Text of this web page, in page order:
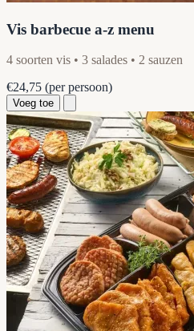
Vis barbecue a-z menu
4 soorten vis • 3 salades • 2 sauzen
€24,75 (per persoon)
Voeg toe